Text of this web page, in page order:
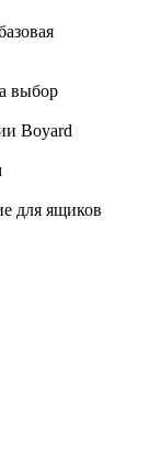
выбор
Boyard
для ящиков